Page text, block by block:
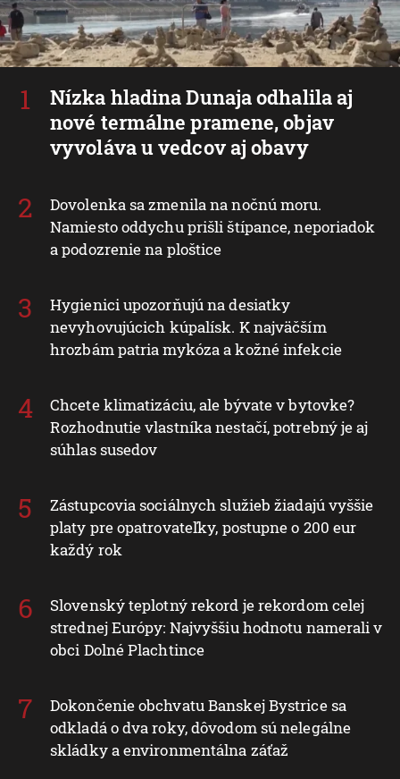
Nízka hladina Dunaja odhalila aj
nové termálne pramene, objav
vyvoláva u vedcov aj obavy
Dovolenka sa zmenila na nočnú moru.
Namiesto oddychu prišli štípance, neporiadok
a podozrenie na ploštice
Hygienici upozorňujú na desiatky
nevyhovujúcich kúpalísk. K najväčším
hrozbám patria mykóza a kožné infekcie
Chcete klimatizáciu, ale bývate v bytovke?
Rozhodnutie vlastníka nestačí, potrebný je aj
súhlas susedov
Zástupcovia sociálnych služieb žiadajú vyššie
platy pre opatrovateľky, postupne o 200 eur
každý rok
Slovenský teplotný rekord je rekordom celej
strednej Európy: Najvyššiu hodnotu namerali v
obci Dolné Plachtince
Dokončenie obchvatu Banskej Bystrice sa
odkladá o dva roky, dôvodom sú nelegálne
skládky a environmentálna záťaž